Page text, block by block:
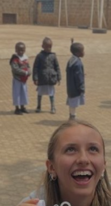
sulla privacy
sono una parte
della nostra Piattaforma.
è rendere l’esperienza di
nonché consentirci di
stessa. Inoltre, i
pubblicità che risulti
visita i siti Web e le app di
le informazioni sui cookie che
e/o disattivarli secondo
strettamente necessari